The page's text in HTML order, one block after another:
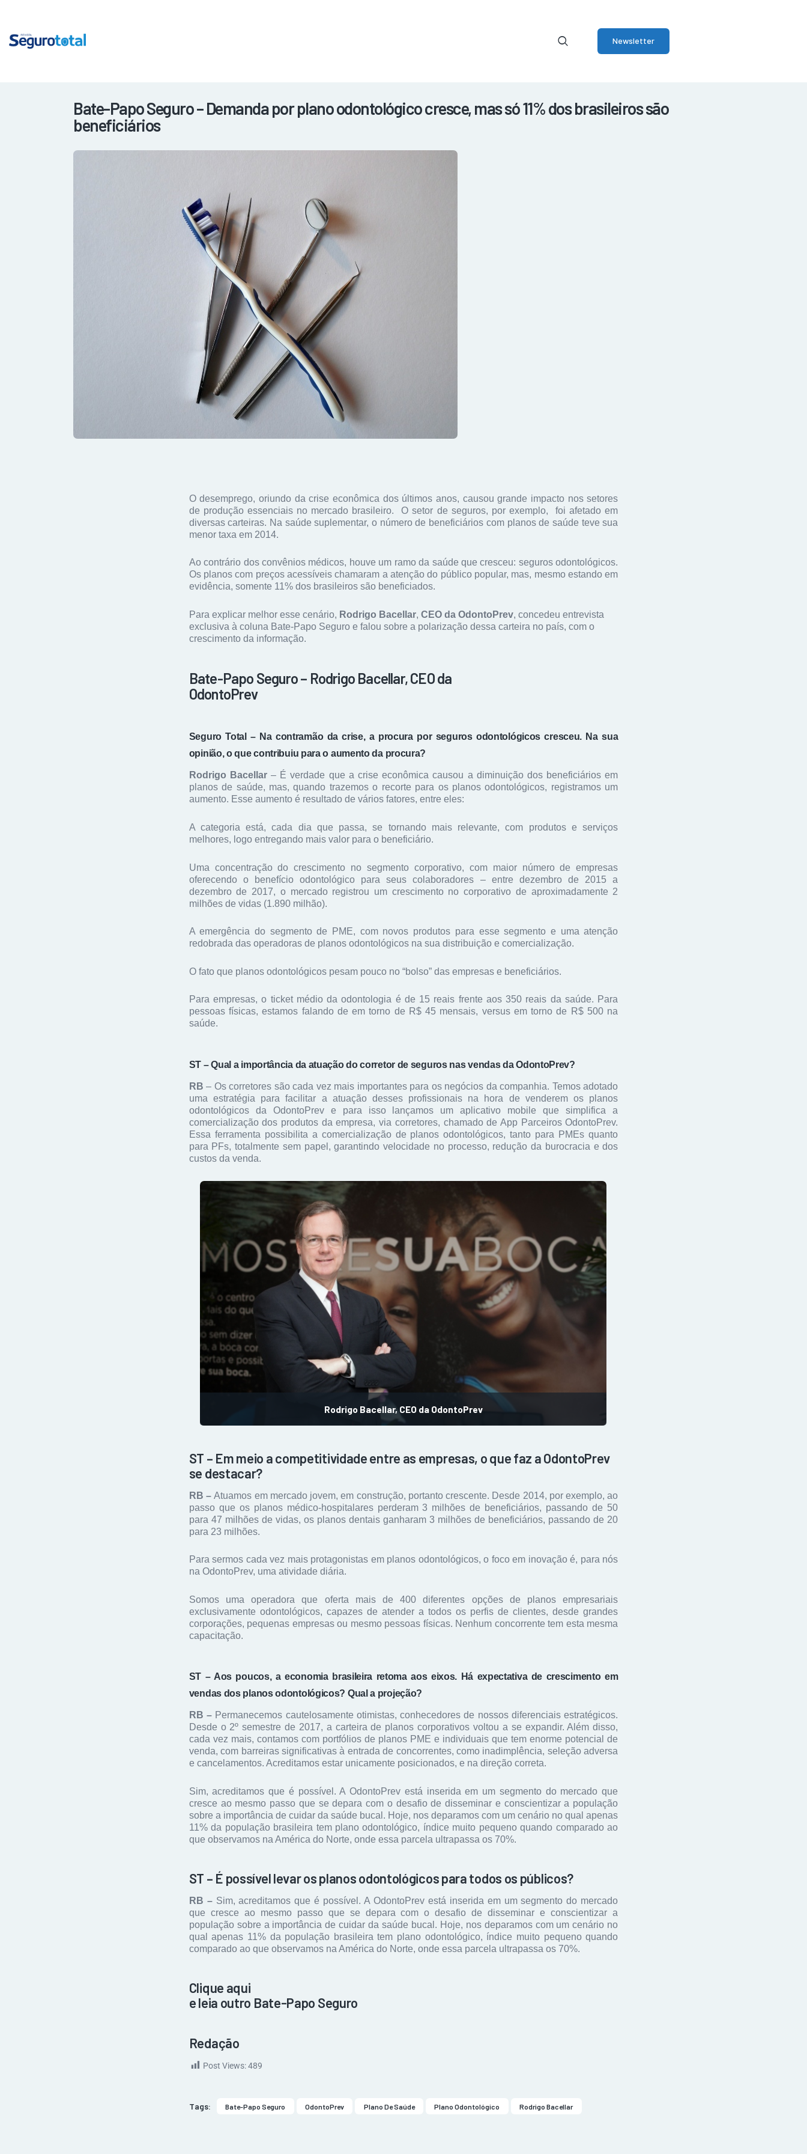
Newsletter
HOME
Bate-Papo Seguro – Demanda por plano odontológico cresce, mas só 11% dos brasileiros são
beneficiários
O desemprego, oriundo da crise econômica dos últimos anos, causou grande impacto nos setores
de produção essenciais no mercado brasileiro. O setor de seguros, por exemplo, foi afetado em
diversas carteiras. Na saúde suplementar, o número de beneficiários com planos de saúde teve sua
menor taxa em 2014.
Ao contrário dos convênios médicos, houve um ramo da saúde que cresceu: seguros odontológicos.
Os planos com preços acessíveis chamaram a atenção do público popular, mas, mesmo estando em
evidência, somente 11% dos brasileiros são beneficiados.
Para explicar melhor esse cenário, Rodrigo Bacellar, CEO da OdontoPrev, concedeu entrevista
exclusiva à coluna Bate-Papo Seguro e falou sobre a polarização dessa carteira no país, com o
crescimento da informação.
Bate-Papo Seguro – Rodrigo Bacellar, CEO da
OdontoPrev
Seguro Total – Na contramão da crise, a procura por seguros odontológicos cresceu. Na sua
opinião, o que contribuiu para o aumento da procura?
Rodrigo Bacellar– É verdade que a crise econômica causou a diminuição dos beneficiários em
planos de saúde, mas, quando trazemos o recorte para os planos odontológicos, registramos um
aumento. Esse aumento é resultado de vários fatores, entre eles:
A categoria está, cada dia que passa, se tornando mais relevante, com produtos e serviços
melhores, logo entregando mais valor para o beneficiário.
Uma concentração do crescimento no segmento corporativo, com maior número de empresas
oferecendo o benefício odontológico para seus colaboradores – entre dezembro de 2015 a
dezembro de 2017, o mercado registrou um crescimento no corporativo de aproximadamente 2
milhões de vidas (1.890 milhão).
A emergência do segmento de PME, com novos produtos para esse segmento e uma atenção
redobrada das operadoras de planos odontológicos na sua distribuição e comercialização.
O fato que planos odontológicos pesam pouco no “bolso” das empresas e beneficiários.
Para empresas, o ticket médio da odontologia é de 15 reais frente aos 350 reais da saúde. Para
pessoas físicas, estamos falando de em torno de R$ 45 mensais, versus em torno de R$ 500 na
saúde.
ST – Qual a importância da atuação do corretor de seguros nas vendas da OdontoPrev?
RB – Os corretores são cada vez mais importantes para os negócios da companhia. Temos adotado
uma estratégia para facilitar a atuação desses profissionais na hora de venderem os planos
odontológicos da OdontoPrev e para isso lançamos um aplicativo mobile que simplifica a
comercialização dos produtos da empresa, via corretores, chamado de App Parceiros OdontoPrev.
Essa ferramenta possibilita a comercialização de planos odontológicos, tanto para PMEs quanto
para PFs, totalmente sem papel, garantindo velocidade no processo, redução da burocracia e dos
custos da venda.
Rodrigo Bacellar, CEO da OdontoPrev
ST – Em meio a competitividade entre as empresas, o que faz a OdontoPrev
se destacar?
RB – Atuamos em mercado jovem, em construção, portanto crescente. Desde 2014, por exemplo, ao
passo que os planos médico-hospitalares perderam 3 milhões de beneficiários, passando de 50
para 47 milhões de vidas, os planos dentais ganharam 3 milhões de beneficiários, passando de 20
para 23 milhões.
Para sermos cada vez mais protagonistas em planos odontológicos, o foco em inovação é, para nós
na OdontoPrev, uma atividade diária.
Somos uma operadora que oferta mais de 400 diferentes opções de planos empresariais
exclusivamente odontológicos, capazes de atender a todos os perfis de clientes, desde grandes
corporações, pequenas empresas ou mesmo pessoas físicas. Nenhum concorrente tem esta mesma
capacitação.
ST – Aos poucos, a economia brasileira retoma aos eixos. Há expectativa de crescimento em
vendas dos planos odontológicos? Qual a projeção?
RB – Permanecemos cautelosamente otimistas, conhecedores de nossos diferenciais estratégicos.
Desde o 2º semestre de 2017, a carteira de planos corporativos voltou a se expandir. Além disso,
cada vez mais, contamos com portfólios de planos PME e individuais que tem enorme potencial de
venda, com barreiras significativas à entrada de concorrentes, como inadimplência, seleção adversa
e cancelamentos. Acreditamos estar unicamente posicionados, e na direção correta.
Sim, acreditamos que é possível. A OdontoPrev está inserida em um segmento do mercado que
cresce ao mesmo passo que se depara com o desafio de disseminar e conscientizar a população
sobre a importância de cuidar da saúde bucal. Hoje, nos deparamos com um cenário no qual apenas
11% da população brasileira tem plano odontológico, índice muito pequeno quando comparado ao
que observamos na América do Norte, onde essa parcela ultrapassa os 70%.
ST – É possível levar os planos odontológicos para todos os públicos?
RB –Sim, acreditamos que é possível. A OdontoPrev está inserida em um segmento do mercado
que cresce ao mesmo passo que se depara com o desafio de disseminar e conscientizar a
população sobre a importância de cuidar da saúde bucal. Hoje, nos deparamos com um cenário no
qual apenas 11% da população brasileira tem plano odontológico, índice muito pequeno quando
comparado ao que observamos na América do Norte, onde essa parcela ultrapassa os 70%.
Clique aqui
e leia outro Bate-Papo Seguro
Redação
Post Views: 489
Tags: Bate-Papo Seguro OdontoPrev Plano De Saúde Plano Odontológico Rodrigo Bacellar